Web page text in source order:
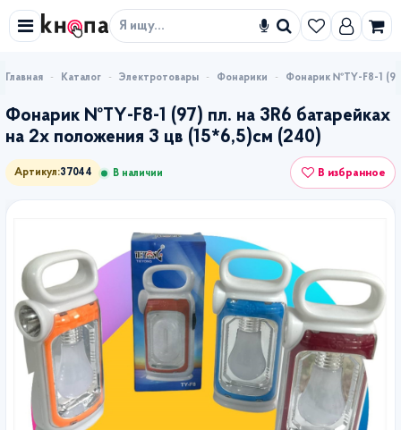
Искать
Каталог Электротовары Фонарики Фонарик №TY-F8-1
Фонарик №TY-F8-1 (97) пл. на 3R6 батарейках
на 2х положения 3 цв (15*6,5)см (240)
Артикул:37044 В наличии В избранное